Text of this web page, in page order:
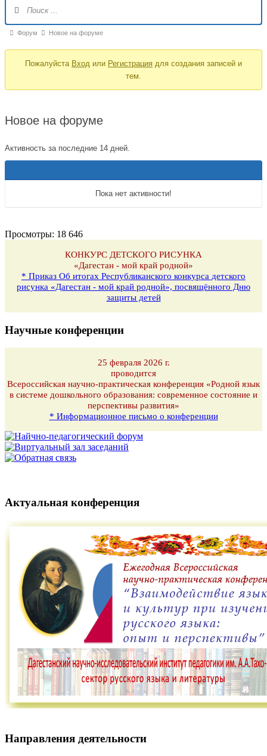
Форума
Форум
Форум Новое на форуме
Пожалуйста Вход или Регистрация для создания записей и
тем.
Новое на форуме
Активность за последние 14 дней.
Пока нет активности!
Просмотры: 18 646
КОНКУРС ДЕТСКОГО РИСУНКА
«Дагестан - мой край родной»
* Приказ Об итогах Республиканского конкурса детского
рисунка «Дагестан - мой край родной», посвящённого Дню
защиты детей
Научные конференции
25 февраля 2026 г.
проводится
Всероссийская научно-практическая конференция «Родной язык
в системе дошкольного образования: современное состояние и
перспективы развития»
* Информационное письмо о конференции
Актуальная конференция
Направления деятельности